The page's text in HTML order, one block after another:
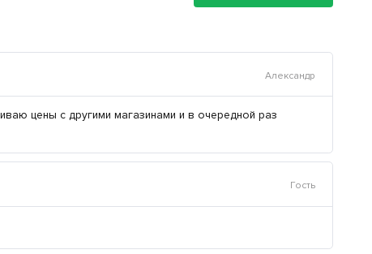
Александр
цены с другими магазинами и в очередной раз
Гость